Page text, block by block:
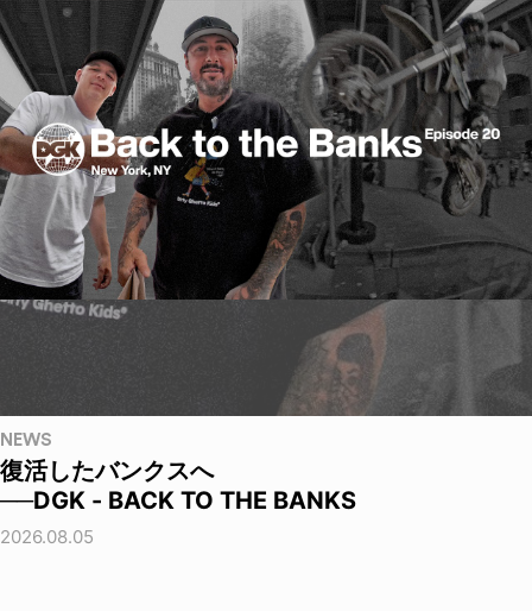
NEWS
復活したバンクスへ
──DGK - BACK TO THE BANKS
2026.08.05